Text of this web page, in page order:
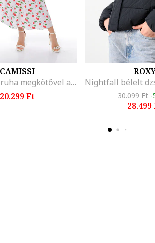
CAMISSI
Pamut midiruha megkötővel a derékrészen, Piros/Fehér/Zöld
20.299 Ft
30.099 Ft -
28.499